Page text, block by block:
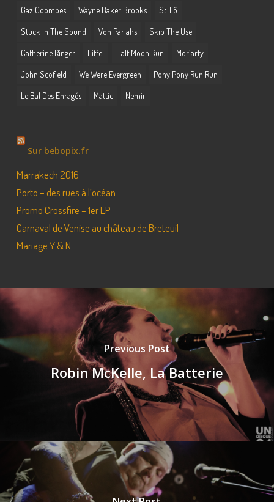
Gaz Coombes Wayne Baker Brooks St. Lô
Stuck In The Sound Von Pariahs Skip The Use
Catherine Ringer Eiffel Half Moon Run Moriarty
John Scofield We Were Evergreen Pony Pony Run Run
Le Bal Des Enragés Mattic Nemir
Sur bebopix.fr
Marrakech 2016
Porto – des rues à l’océan
Promo Crossfire – 1er EP
Carnaval de Venise au château de Breteuil
Mariage Y & N
Previous Post
Robin McKelle, La Batterie